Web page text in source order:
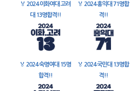
🏅 2024 이화여대 고려
대 13명합격!!
🏅 2024 홍익대 71명합
격!!
🏅 2024 숙명여대 15명
합격!!
🏅 2024 국민대 13명합
격!!